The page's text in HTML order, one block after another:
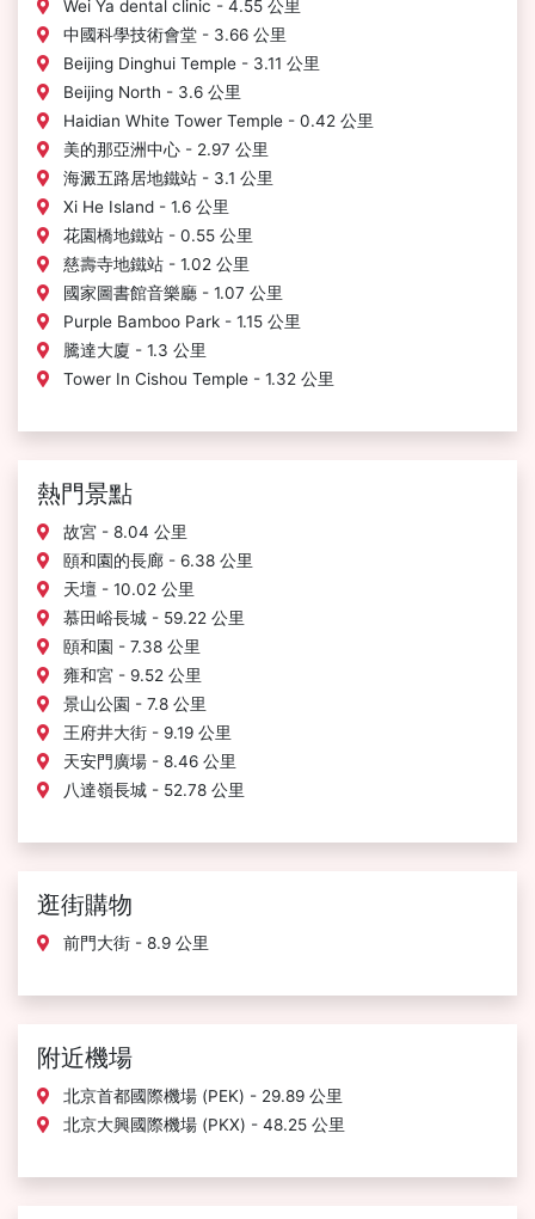
Wei Ya dental clinic - 4.55 公里
中國科學技術會堂 - 3.66 公里
Beijing Dinghui Temple - 3.11 公里
Beijing North - 3.6 公里
Haidian White Tower Temple - 0.42 公里
美的那亞洲中心 - 2.97 公里
海澱五路居地鐵站 - 3.1 公里
Xi He Island - 1.6 公里
花園橋地鐵站 - 0.55 公里
慈壽寺地鐵站 - 1.02 公里
國家圖書館音樂廳 - 1.07 公里
Purple Bamboo Park - 1.15 公里
騰達大廈 - 1.3 公里
Tower In Cishou Temple - 1.32 公里
熱門景點
故宮 - 8.04 公里
頤和園的長廊 - 6.38 公里
天壇 - 10.02 公里
慕田峪長城 - 59.22 公里
頤和園 - 7.38 公里
雍和宮 - 9.52 公里
景山公園 - 7.8 公里
王府井大街 - 9.19 公里
天安門廣場 - 8.46 公里
八達嶺長城 - 52.78 公里
逛街購物
前門大街 - 8.9 公里
附近機場
北京首都國際機場 (PEK) - 29.89 公里
北京大興國際機場 (PKX) - 48.25 公里